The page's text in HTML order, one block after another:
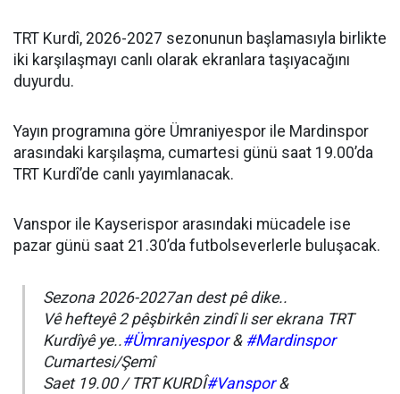
TRT Kurdî, 2026-2027 sezonunun başlamasıyla birlikte
iki karşılaşmayı canlı olarak ekranlara taşıyacağını
duyurdu.
Yayın programına göre Ümraniyespor ile Mardinspor
arasındaki karşılaşma, cumartesi günü saat 19.00’da
TRT Kurdî’de canlı yayımlanacak.
Vanspor ile Kayserispor arasındaki mücadele ise
pazar günü saat 21.30’da futbolseverlerle buluşacak.
Sezona 2026-2027an dest pê dike..
Vê hefteyê 2 pêşbirkên zindî li ser ekrana TRT
Kurdîyê ye..#Ümraniyespor& #Mardinspor
Cumartesi/Şemî
Saet 19.00 / TRT KURDÎ#Vanspor&